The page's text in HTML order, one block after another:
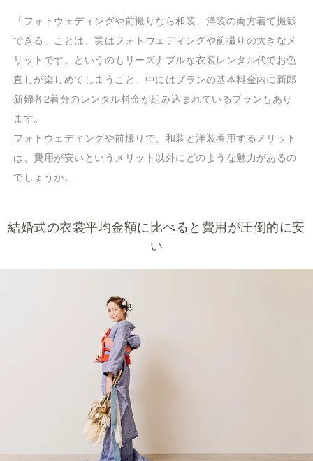
「フォトウェディングや前撮りなら和装、洋装の両方着て撮影
できる」ことは、実はフォトウェディングや前撮りの大きなメ
リットです。というのもリーズナブルな衣装レンタル代でお色
直しが楽しめてしまうこと。中にはプランの基本料金内に新郎
新婦各2着分のレンタル料金が組み込まれているプランもあり
ます。
フォトウェディングや前撮りで、和装と洋装着用するメリット
は、費用が安いというメリット以外にどのような魅力があるの
でしょうか。
結婚式の衣裳平均金額に比べると費用が圧倒的に安
い